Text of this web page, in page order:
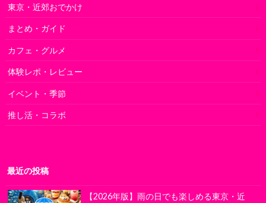
東京・近郊おでかけ
まとめ・ガイド
カフェ・グルメ
体験レポ・レビュー
イベント・季節
推し活・コラボ
最近の投稿
【2026年版】雨の日でも楽しめる東京・近